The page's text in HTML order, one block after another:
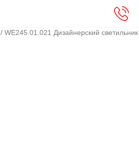
/ WE245.01.021 Дизайнерский светильник